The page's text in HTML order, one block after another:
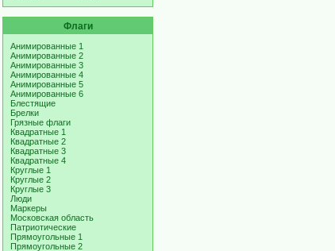
Флаги
Анимированные 1
Анимированные 2
Анимированные 3
Анимированные 4
Анимированные 5
Анимированные 6
Блестящие
Брелки
Грязные флаги
Квадратные 1
Квадратные 2
Квадратные 3
Квадратные 4
Круглые 1
Круглые 2
Круглые 3
Люди
Маркеры
Московская область
Патриотические
Прямоугольные 1
Прямоугольные 2